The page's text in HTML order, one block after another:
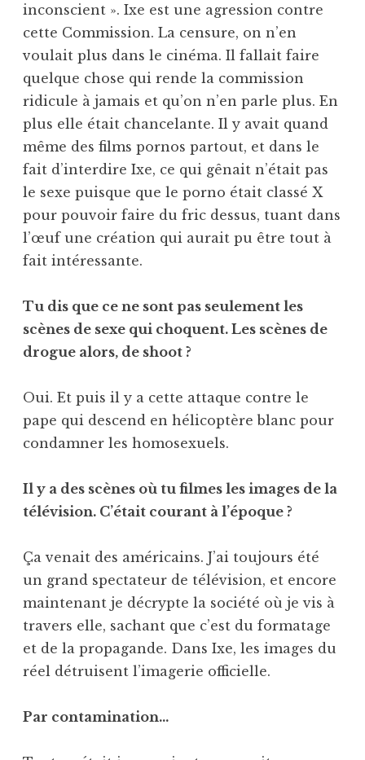
inconscient ». Ixe est une agression contre
cette Commission. La censure, on n’en
voulait plus dans le cinéma. Il fallait faire
quelque chose qui rende la commission
ridicule à jamais et qu’on n’en parle plus. En
plus elle était chancelante. Il y avait quand
même des films pornos partout, et dans le
fait d’interdire Ixe, ce qui gênait n’était pas
le sexe puisque que le porno était classé X
pour pouvoir faire du fric dessus, tuant dans
l’œuf une création qui aurait pu être tout à
fait intéressante.
Tu dis que ce ne sont pas seulement les
scènes de sexe qui choquent. Les scènes de
drogue alors, de shoot ?
Oui. Et puis il y a cette attaque contre le
pape qui descend en hélicoptère blanc pour
condamner les homosexuels.
Il y a des scènes où tu filmes les images de la
télévision. C’était courant à l’époque ?
Ça venait des américains. J’ai toujours été
un grand spectateur de télévision, et encore
maintenant je décrypte la société où je vis à
travers elle, sachant que c’est du formatage
et de la propagande. Dans Ixe, les images du
réel détruisent l’imagerie officielle.
Par contamination…